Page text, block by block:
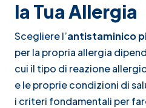
la Tua Allergia
Scegliere l’antistaminico
per la propria allergia
cui il tipo di reazione
e le proprie condizioni di
i criteri fondamentali per